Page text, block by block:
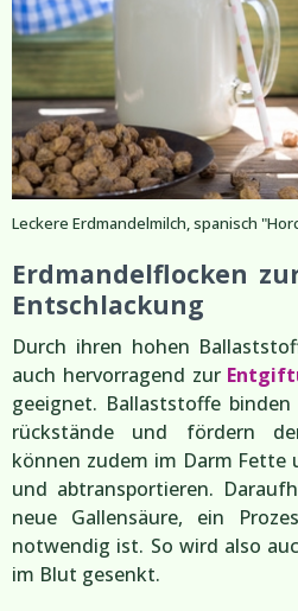
Leckere Erdmandelmilch, spanisch
Erdmandelflocken
Entschlackung
Durch ihren hohen
auch hervorragend zur
geeignet. Ballaststoffe
rückstände und fördern
können zudem im Darm Fette
und abtransportieren.
neue Gallensäure, ein
notwendig ist. So wird also
im Blut gesenkt.